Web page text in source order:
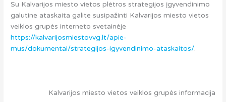
Su Kalvarijos miesto vietos plėtros strategijos įgyvendinimo
galutine ataskaita galite susipažinti Kalvarijos miesto vietos
veiklos grupės interneto svetainėje
https://kalvarijosmiestovvg.lt/apie-
mus/dokumentai/strategijos-igyvendinimo-ataskaitos/.
Kalvarijos miesto vietos veiklos grupės informacija